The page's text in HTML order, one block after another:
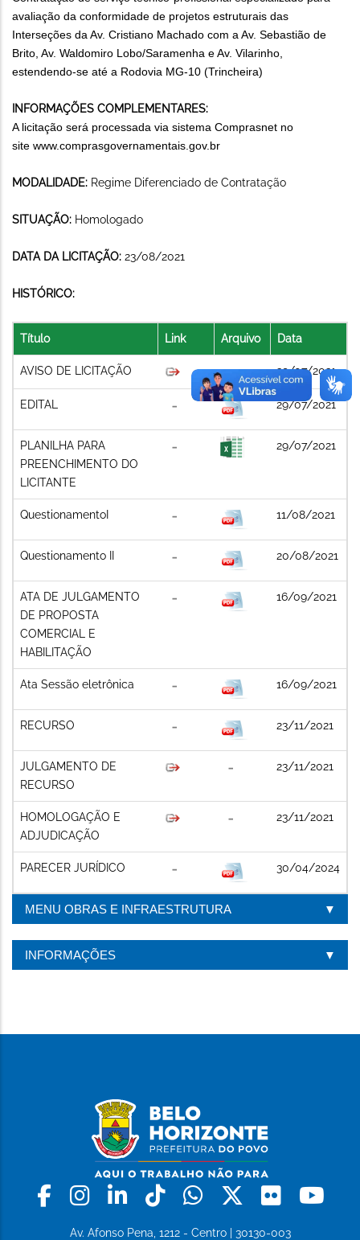
avaliação da conformidade de projetos estruturais das
Interseções da Av. Cristiano Machado com a Av. Sebastião de
Brito, Av. Waldomiro Lobo/Saramenha e Av. Vilarinho,
estendendo-se até a Rodovia MG-10 (Trincheira)
INFORMAÇÕES COMPLEMENTARES:
A licitação será processada via sistema Comprasnet no
site www.comprasgovernamentais.gov. br
MODALIDADE: Regime Diferenciado de Contratação
SITUAÇÃO: Homologado
DATA DA LICITAÇÃO: 23/08/2021
HISTÓRICO:
Título Link Arquivo Data
AVISO DE LICITAÇÃO 29/07/2021
EDITAL 29/07/2021
PLANILHA PARA
PREENCHIMENTO DO
LICITANTE
29/07/2021
QuestionamentoI 11/08/2021
Questionamento II 20/08/2021
ATA DE JULGAMENTO
DE PROPOSTA
COMERCIAL E
HABILITAÇÃO
16/09/2021
Ata Sessão eletrônica 16/09/2021
RECURSO 23/11/2021
JULGAMENTO DE
RECURSO
23/11/2021
HOMOLOGAÇÃO E
ADJUDICAÇÃO
23/11/2021
PARECER JURÍDICO 30/04/2024
MENU OBRAS E INFRAESTRUTURA
INFORMAÇÕES
Facebook
Instagram
LinkedinTiktokWhatsapp
X Flickr
Av. Afonso Pena, 1212 - Centro | 30130-003